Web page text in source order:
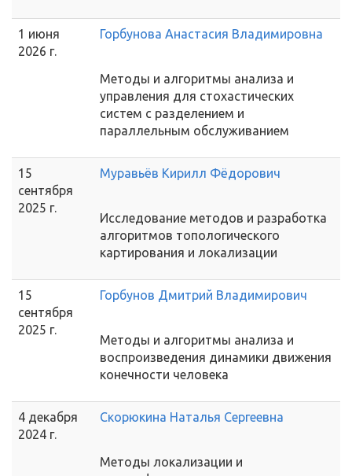
1 июня
2026 г.
Горбунова Анастасия Владимировна
Методы и алгоритмы анализа и
управления для стохастических
систем с разделением и
параллельным обслуживанием
15
сентября
2025 г.
Муравьёв Кирилл Фёдорович
Исследование методов и разработка
алгоритмов топологического
картирования и локализации
15
сентября
2025 г.
Горбунов Дмитрий Владимирович
Методы и алгоритмы анализа и
воспроизведения динамики движения
конечности человека
4 декабря
2024 г.
Скорюкина Наталья Сергеевна
Методы локализации и